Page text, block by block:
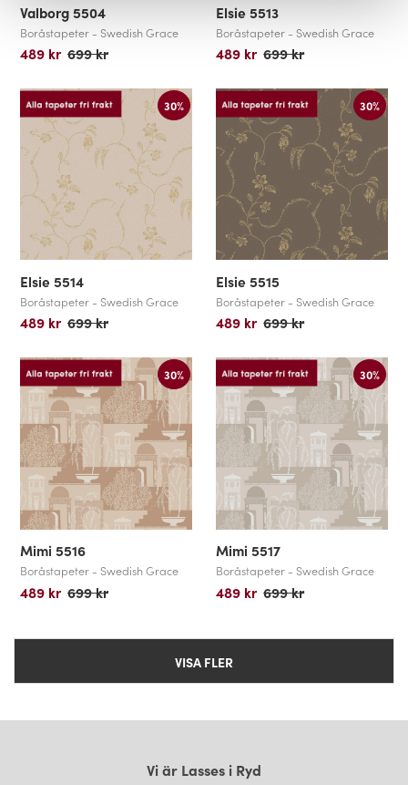
Valborg 5504
Boråstapeter - Swedish Grace
489 kr 699 kr
Elsie 5513
Boråstapeter - Swedish Grace
489 kr 699 kr
30%
Elsie 5514
Boråstapeter - Swedish Grace
489 kr 699 kr
30%
Elsie 5515
Boråstapeter - Swedish Grace
489 kr 699 kr
30%
Mimi 5516
Boråstapeter - Swedish Grace
489 kr 699 kr
30%
Mimi 5517
Boråstapeter - Swedish Grace
489 kr 699 kr
VISA FLER
Vi är Lasses i Ryd